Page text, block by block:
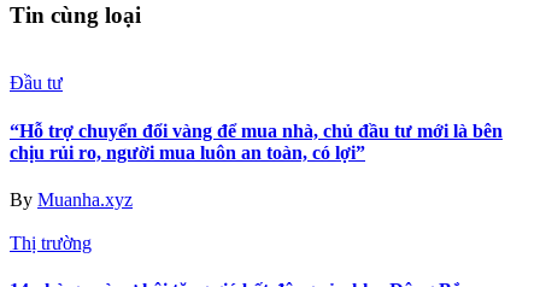
Tin cùng loại
Đầu tư
“Hỗ trợ chuyển đổi vàng để mua nhà, chủ đầu tư mới là bên
chịu rủi ro, người mua luôn an toàn, có lợi”
By Muanha.xyz
Thị trường